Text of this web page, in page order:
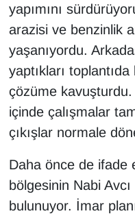
yapımını
arazisi ve benzinlik
yaşanıyordu.
yaptıkları
çözüme
içinde çalışmalar
çıkışlar normale
Daha önce de ifade
bölgesinin Nabi Avcı
bulunuyor. İmar